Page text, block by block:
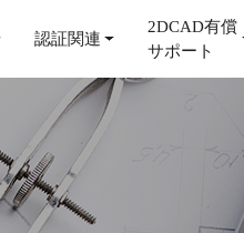
認証関連
2DCAD有償
サポート